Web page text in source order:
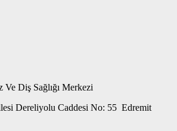
Ve Diş Sağlığı Merkezi
Dereliyolu Caddesi No: 55 Edremit